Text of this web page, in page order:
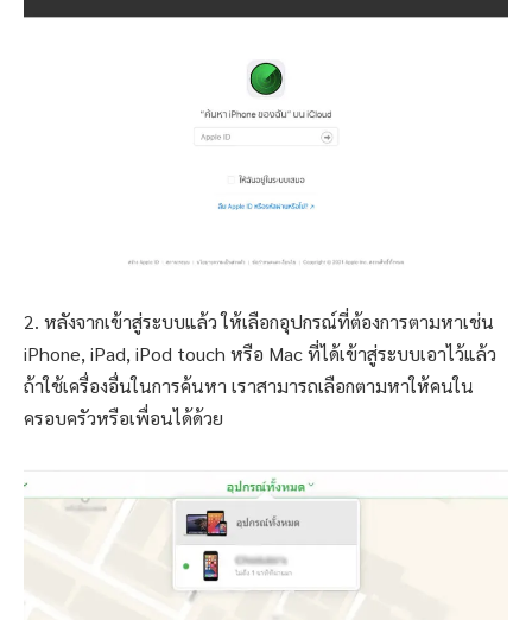
2. หลังจากเข้าสู่ระบบแล้ว ให้เลือกอุปกรณ์ที่ต้องการตามหาเช่น
iPhone, iPad, iPod touch หรือ Mac ที่ได้เข้าสู่ระบบเอาไว้แล้ว
ถ้าใช้เครื่องอื่นในการค้นหา เราสามารถเลือกตามหาให้คนใน
ครอบครัวหรือเพื่อนได้ด้วย